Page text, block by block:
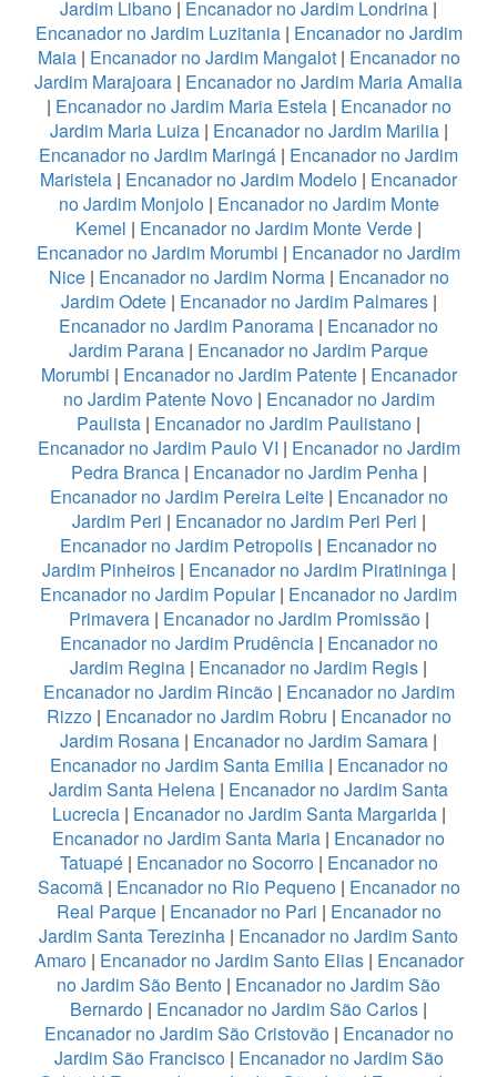
Jardim Libano | Encanador no Jardim Londrina |
Encanador no Jardim Luzitania| Encanador no Jardim
Maia| Encanador no Jardim Mangalot| Encanador no
Jardim Marajoara | Encanador no Jardim Maria Amalia
| Encanador no Jardim Maria Estela| Encanador no
Jardim Maria Luiza| Encanador no Jardim Marilia|
Encanador no Jardim Maringá | Encanador no Jardim
Maristela | Encanador no Jardim Modelo | Encanador
no Jardim Monjolo| Encanador no Jardim Monte
Kemel | Encanador no Jardim Monte Verde |
Encanador no Jardim Morumbi | Encanador no Jardim
Nice| Encanador no Jardim Norma| Encanador no
Jardim Odete| Encanador no Jardim Palmares|
Encanador no Jardim Panorama | Encanador no
Jardim Parana | Encanador no Jardim Parque
Morumbi | Encanador no Jardim Patente| Encanador
no Jardim Patente Novo| Encanador no Jardim
Paulista | Encanador no Jardim Paulistano |
Encanador no Jardim Paulo VI | Encanador no Jardim
Pedra Branca| Encanador no Jardim Penha|
Encanador no Jardim Pereira Leite| Encanador no
Jardim Peri | Encanador no Jardim Peri Peri |
Encanador no Jardim Petropolis | Encanador no
Jardim Pinheiros| Encanador no Jardim Piratininga|
Encanador no Jardim Popular| Encanador no Jardim
Primavera| Encanador no Jardim Promissão|
Encanador no Jardim Prudência| Encanador no
Jardim Regina | Encanador no Jardim Regis |
Encanador no Jardim Rincão| Encanador no Jardim
Rizzo| Encanador no Jardim Robru | Encanador no
Jardim Rosana | Encanador no Jardim Samara |
Encanador no Jardim Santa Emilia| Encanador no
Jardim Santa Helena | Encanador no Jardim Santa
Lucrecia| Encanador no Jardim Santa Margarida|
Encanador no Jardim Santa Maria | Encanador no
Tatuapé| Encanador no Socorro| Encanador no
Sacomã| Encanador no Rio Pequeno| Encanador no
Real Parque| Encanador no Pari | Encanador no
Jardim Santa Terezinha | Encanador no Jardim Santo
Amaro| Encanador no Jardim Santo Elias| Encanador
no Jardim São Bento | Encanador no Jardim São
Bernardo | Encanador no Jardim São Carlos |
Encanador no Jardim São Cristovão| Encanador no
Jardim São Francisco| Encanador no Jardim São